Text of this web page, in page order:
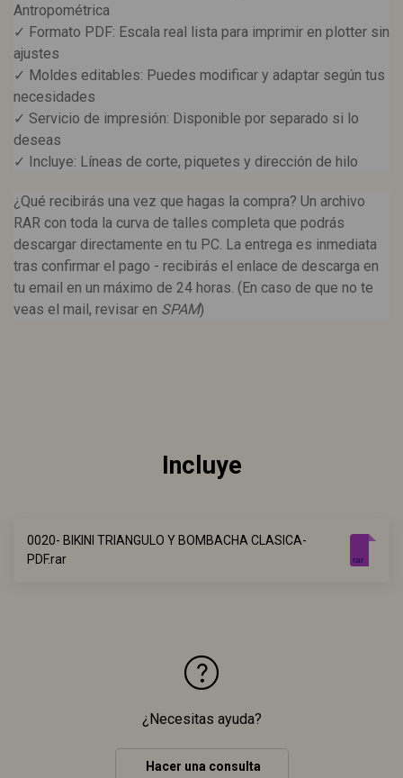
Antropométrica
✓ Formato PDF: Escala real lista para imprimir en plotter sin
ajustes
✓ Moldes editables: Puedes modificar y adaptar según tus
necesidades
✓ Servicio de impresión: Disponible por separado si lo
deseas
✓ Incluye: Líneas de corte, piquetes y dirección de hilo
¿Qué recibirás una vez que hagas la compra? Un archivo
RAR con toda la curva de talles completa que podrás
descargar directamente en tu PC. La entrega es inmediata
tras confirmar el pago - recibirás el enlace de descarga en
tu email en un máximo de 24 horas. (En caso de que no te
veas el mail, revisar en SPAM)
Incluye
0020- BIKINI TRIANGULO Y BOMBACHA CLASICA-
PDF.rar
rar
¿Necesitas ayuda?
Hacer una consulta